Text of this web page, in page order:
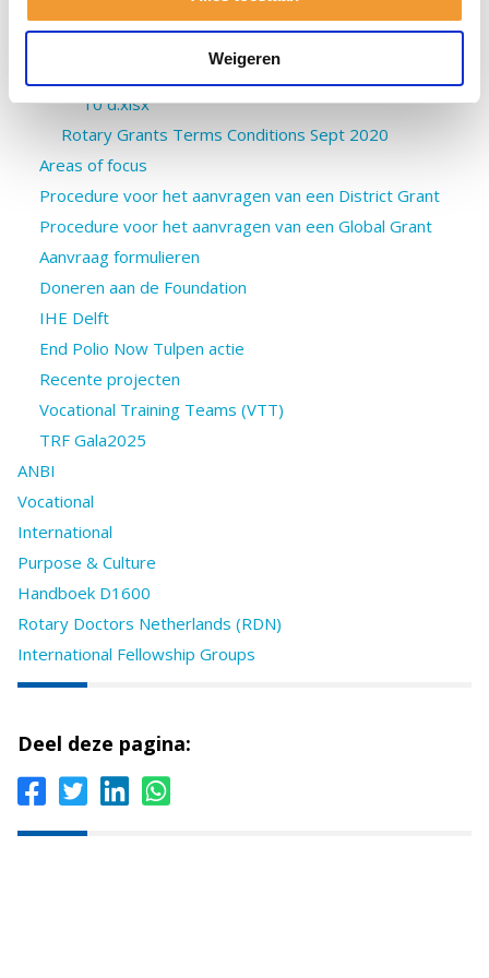
Weigeren
653.pdf
jaarrekening-sbggf-toelichting.pdf
ABNAMRO TRF D1600 Bank administratie v2020-
10 d.xlsx
Rotary Grants Terms Conditions Sept 2020
Areas of focus
Procedure voor het aanvragen van een District Grant
Procedure voor het aanvragen van een Global Grant
Aanvraag formulieren
Doneren aan de Foundation
IHE Delft
End Polio Now Tulpen actie
Recente projecten
Vocational Training Teams (VTT)
TRF Gala2025
ANBI
Vocational
International
Purpose & Culture
Handboek D1600
Rotary Doctors Netherlands (RDN)
International Fellowship Groups
Deel deze pagina: